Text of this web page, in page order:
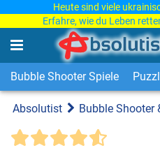
Heute sind viele
Erfahre, wie du Leben
Bubble Shooter Spiele
Absolutist Bubble Shooter